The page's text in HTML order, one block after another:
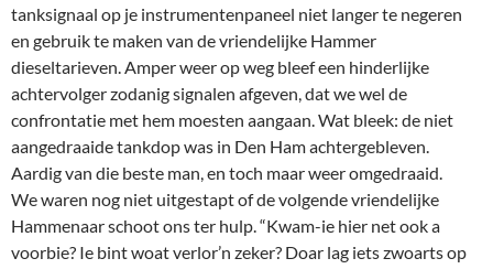
tanksignaal op je instrumentenpaneel niet langer te negeren
en gebruik te maken van de vriendelijke Hammer
dieseltarieven. Amper weer op weg bleef een hinderlijke
achtervolger zodanig signalen afgeven, dat we wel de
confrontatie met hem moesten aangaan. Wat bleek: de niet
aangedraaide tankdop was in Den Ham achtergebleven.
Aardig van die beste man, en toch maar weer omgedraaid.
We waren nog niet uitgestapt of de volgende vriendelijke
Hammenaar schoot ons ter hulp. “Kwam-ie hier net ook a
voorbie? Ie bint woat verlor’n zeker? Doar lag iets zwoarts op